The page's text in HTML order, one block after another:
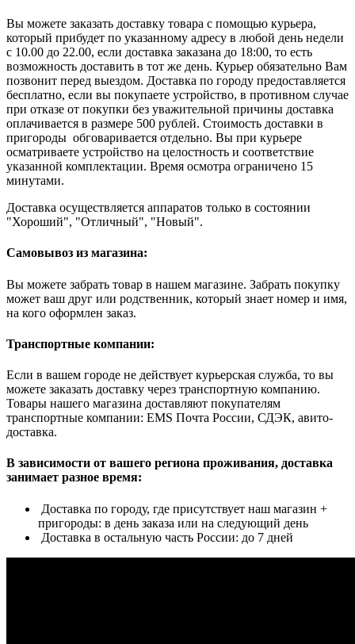
Вы можете заказать доставку товара с помощью курьера,
который прибудет по указанному адресу в любой день недели
с 10.00 до 22.00, если доставка заказана до 18:00, то есть
возможность доставить в тот же день. Курьер обязательно Вам
позвонит перед выездом. Доставка по городу предоставляется
бесплатно, если вы покупаете устройство, в противном случае
при отказе от покупки без уважительной причины доставка
оплачивается в размере 500 рублей. Стоимость доставки в
пригороды обговаривается отдельно. Вы при курьере
осматриваете устройство на целостность и соответствие
указанной комплектации. Время осмотра ограничено 15
минутами.
Доставка осуществляется аппаратов только в состоянии
"Хороший", "Отличный", "Новый".
Самовывоз из магазина:
Вы можете забрать товар в нашем магазине. Забрать покупку
может ваш друг или родственник, который знает номер и имя,
на кого оформлен заказ.
Транспортные компании:
Если в вашем городе не действует курьерская служба, то вы
можете заказать доставку через транспортную компанию.
Товары нашего магазина доставляют покупателям
транспортные компании: EMS Почта России, СДЭК, авито-
доставка.
В зависимости от вашего региона проживания, доставка
занимает разное время:
Доставка по городу, где присутствует наш магазин +
пригороды: в день заказа или на следующий день
Доставка в остальную часть России: до 7 дней